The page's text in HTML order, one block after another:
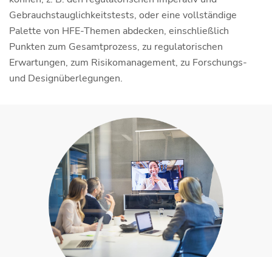
Gebrauchstauglichkeitstests, oder eine vollständige
Palette von HFE-Themen abdecken, einschließlich
Punkten zum Gesamtprozess, zu regulatorischen
Erwartungen, zum Risikomanagement, zu Forschungs-
und Designüberlegungen.